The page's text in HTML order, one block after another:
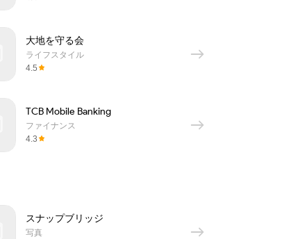
大地を守る会
ライフスタイル
4.5
TCB Mobile Banking
ファイナンス
4.3
スナップブリッジ
写真